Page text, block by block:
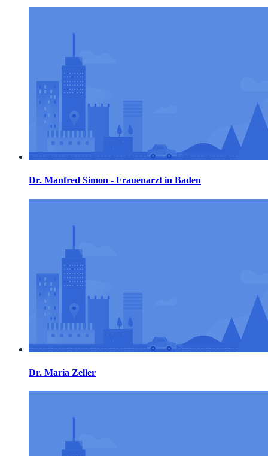
Dr. Manfred Simon - Frauenarzt in Baden
Dr. Maria Zeller